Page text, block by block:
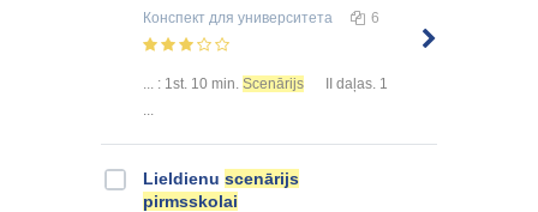
Конспект для университета 6
... : 1st. 10 min. Scenārijs
II daļas. 1
...
Lieldienu scenārijs
pirmsskolai